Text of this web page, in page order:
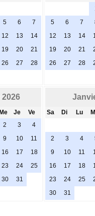
5 6
7
12 13
14
19 20
21
26 27
28
5
6 7
12
13 14
19
20 21
26
27 28
2026
Me Je
Ve
2 3
4
9 10
11
16 17
18
23 24
25
30 31
Sa Di Lu
2
3 4
9
10 11
16
17 18
23
24 25
30
31